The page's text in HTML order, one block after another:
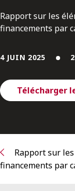
Contactez-
S’abonner
Rapport sur les
financements par
4 JUIN 2025
Télécharger
Rapport sur
financements par